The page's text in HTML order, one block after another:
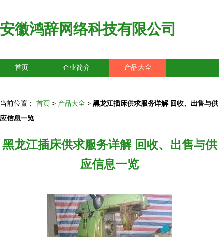
安徽鸿辞网络科技有限公司
首页 企业简介 产品大全
当前位置： 首页 > 产品大全 > 黑龙江插床供求服务详解 回收、出售与供
应信息一览
黑龙江插床供求服务详解 回收、出售与供
应信息一览